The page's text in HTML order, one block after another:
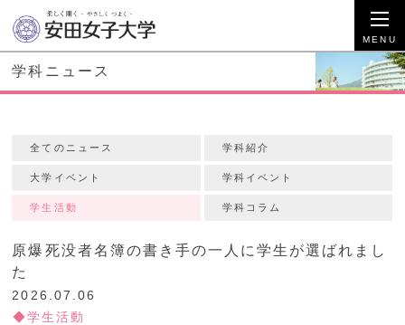
学科ニュース
全てのニュース 学科紹介
大学イベント 学科イベント
学生活動 学科コラム
原爆死没者名簿の書き手の一人に学生が選ばれまし
た
2026.07.06
学生活動